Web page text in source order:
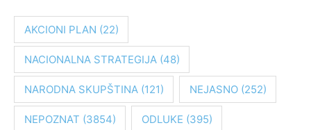
g
z
AKCIONI PLAN (22)
NACIONALNA STRATEGIJA(48)
NARODNA SKUPŠTINA(121) NEJASNO(252)
NEPOZNAT (3854) ODLUKE (395)